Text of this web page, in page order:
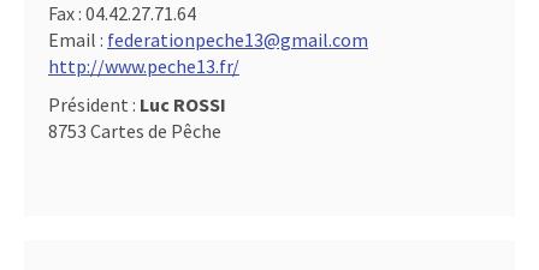
Fax : 04.42.27.71.64
Email : federationpeche13@gmail.com
http://www.peche13.fr/
Président : Luc ROSSI
8753 Cartes de Pêche